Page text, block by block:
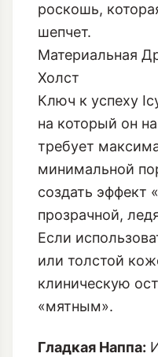
роскошь,
шепчет.
Материальная
Холст
Ключ к успеху
на который он
требует
минимальной
создать эффект
прозрачной,
Если
или толстой
клиническую
«мятным».
Гладкая Наппа: